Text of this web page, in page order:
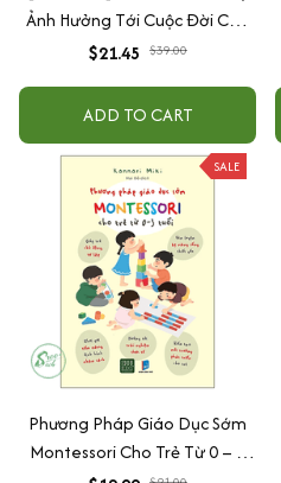
Ảnh Hưởng Tới Cuộc Đời Của
Con
$21.45 $39.00
ADD TO CART
SALE
Phương Pháp Giáo Dục Sớm
Montessori Cho Trẻ Từ 0 – 3